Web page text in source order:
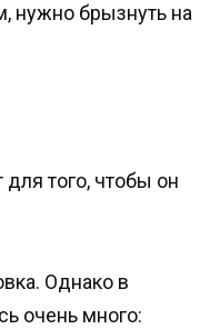
нужно брызнуть на
того, чтобы он
Однако в
очень много: